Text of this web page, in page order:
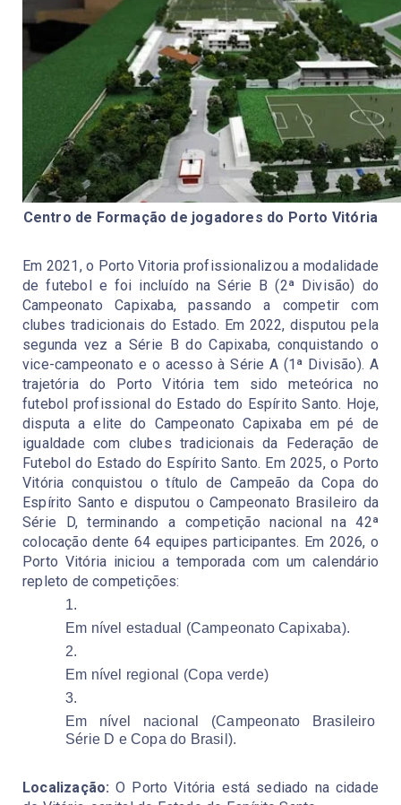
Centro de Formação de jogadores do Porto Vitória
Em 2021, o Porto Vitoria profissionalizou a modalidade
de futebol e foi incluído na Série B (2ª Divisão) do
Campeonato Capixaba, passando a competir com
clubes tradicionais do Estado. Em 2022, disputou pela
segunda vez a Série B do Capixaba, conquistando o
vice-campeonato e o acesso à Série A (1ª Divisão). A
trajetória do Porto Vitória tem sido meteórica no
futebol profissional do Estado do Espírito Santo. Hoje,
disputa a elite do Campeonato Capixaba em pé de
igualdade com clubes tradicionais da Federação de
Futebol do Estado do Espírito Santo. Em 2025, o Porto
Vitória conquistou o título de Campeão da Copa do
Espírito Santo e disputou o Campeonato Brasileiro da
Série D, terminando a competição nacional na 42ª
colocação dente 64 equipes participantes. Em 2026, o
Porto Vitória iniciou a temporada com um calendário
repleto de competições:
Em nível estadual (Campeonato Capixaba).
Em nível regional (Copa verde)
Em nível nacional (Campeonato Brasileiro
Série D e Copa do Brasil).
Localização: O Porto Vitória está sediado na cidade